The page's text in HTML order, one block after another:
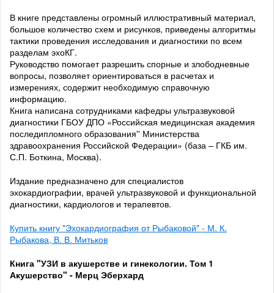
В книге представлены огромный иллюстративный материал,
большое количество схем и рисунков, приведены алгоритмы
тактики проведения исследования и диагностики по всем
разделам эхоКГ.
Руководство помогает разрешить спорные и злободневные
вопросы, позволяет ориентироваться в расчетах и
измерениях, содержит необходимую справочную
информацию.
Книга написана сотрудниками кафедры ультразвуковой
диагностики ГБОУ ДПО «Российская медицинская академия
последипломного образования'' Министерства
здравоохранения Российской Федерации» (база – ГКБ им.
С.П. Боткина, Москва).
Издание предназначено для специалистов
эхокардиографии, врачей ультразвуковой и функциональной
диагностики, кардиологов и терапевтов.
Купить книгу "Эхокардиография от Рыбаковой" - М. К.
Рыбакова, В. В. Митьков
Книга "УЗИ в акушерстве и гинекологии. Том 1
Акушерство" - Мерц Эберхард